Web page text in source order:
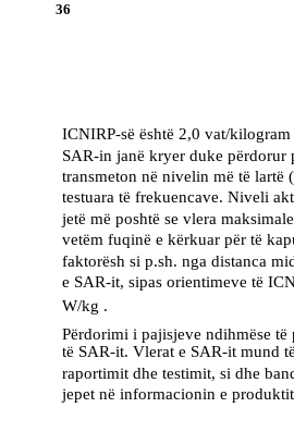
36
ICNIRP-së është 2,0 vat/
SAR-in janë kryer duke përdorur
transmeton në nivelin më të lartë
testuara të frekuencave. Niveli
jetë më poshtë se vlera
vetëm fuqinë e kërkuar për të
faktorësh si p.sh. nga distanca
e SAR-it, sipas orientimeve të
W/kg .
Përdorimi i pajisjeve ndihmëse
të SAR-it. Vlerat e SAR-it mund
raportimit dhe testimit, si dhe
jepet në informacionin e